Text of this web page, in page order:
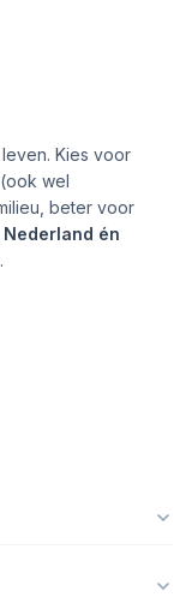
Kies voor
wel
beter voor
én